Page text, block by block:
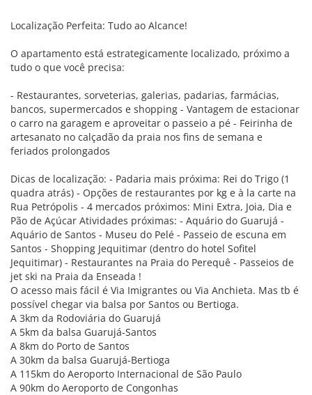
Localização Perfeita: Tudo ao Alcance!
O apartamento está estrategicamente localizado, próximo a
tudo o que você precisa:
- Restaurantes, sorveterias, galerias, padarias, farmácias,
bancos, supermercados e shopping - Vantagem de estacionar
o carro na garagem e aproveitar o passeio a pé - Feirinha de
artesanato no calçadão da praia nos fins de semana e
feriados prolongados
Dicas de localização: - Padaria mais próxima: Rei do Trigo (1
quadra atrás) - Opções de restaurantes por kg e à la carte na
Rua Petrópolis - 4 mercados próximos: Mini Extra, Joia, Dia e
Pão de Açúcar Atividades próximas: - Aquário do Guarujá -
Aquário de Santos - Museu do Pelé - Passeio de escuna em
Santos - Shopping Jequitimar (dentro do hotel Sofitel
Jequitimar) - Restaurantes na Praia do Perequê - Passeios de
jet ski na Praia da Enseada !
O acesso mais fácil é Via Imigrantes ou Via Anchieta. Mas tb é
possível chegar via balsa por Santos ou Bertioga.
A 3km da Rodoviária do Guarujá
A 5km da balsa Guarujá-Santos
A 8km do Porto de Santos
A 30km da balsa Guarujá-Bertioga
A 115km do Aeroporto Internacional de São Paulo
A 90km do Aeroporto de Congonhas